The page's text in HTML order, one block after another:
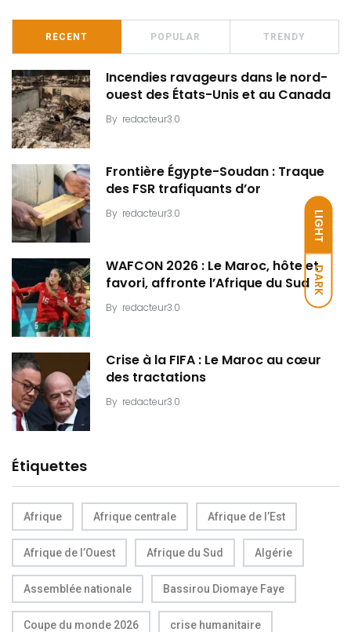
LIGHT
DARK
RECENT POPULAR TRENDY
Incendies ravageurs dans le nord-
ouest des États-Unis et au Canada
By redacteur3.0
Frontière Égypte-Soudan : Traque
des FSR trafiquants d’or
By redacteur3.0
WAFCON 2026 : Le Maroc, hôte et
favori, affronte l’Afrique du Sud
By redacteur3.0
Crise à la FIFA : Le Maroc au cœur
des tractations
By redacteur3.0
Étiquettes
Afrique Afrique centrale Afrique de l’Est
Afrique de l’Ouest Afrique du Sud Algérie
Assemblée nationale Bassirou Diomaye Faye
Coupe du monde 2026 crise humanitaire